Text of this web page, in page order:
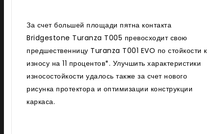
За счет большей площади пятна контакта
Bridgestone Turanza T005 превосходит свою
предшественницу Turanza T001 EVO по стойкости к
износу на 11 процентов*. Улучшить характеристики
износостойкости удалось также за счет нового
рисунка протектора и оптимизации конструкции
каркаса.